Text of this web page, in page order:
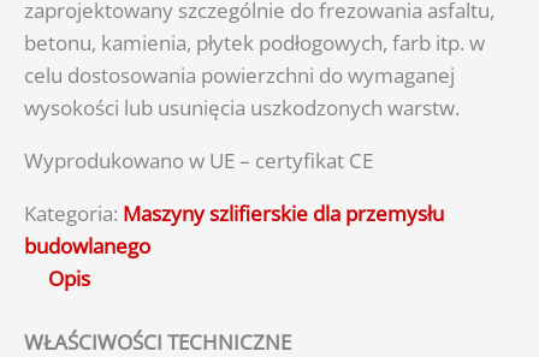
zaprojektowany szczególnie do frezowania asfaltu,
betonu, kamienia, płytek podłogowych, farb itp. w
celu dostosowania powierzchni do wymaganej
wysokości lub usunięcia uszkodzonych warstw.
Wyprodukowano w UE – certyfikat CE
Kategoria: Maszyny szlifierskie dla przemysłu
budowlanego
Opis
WŁAŚCIWOŚCI TECHNICZNE